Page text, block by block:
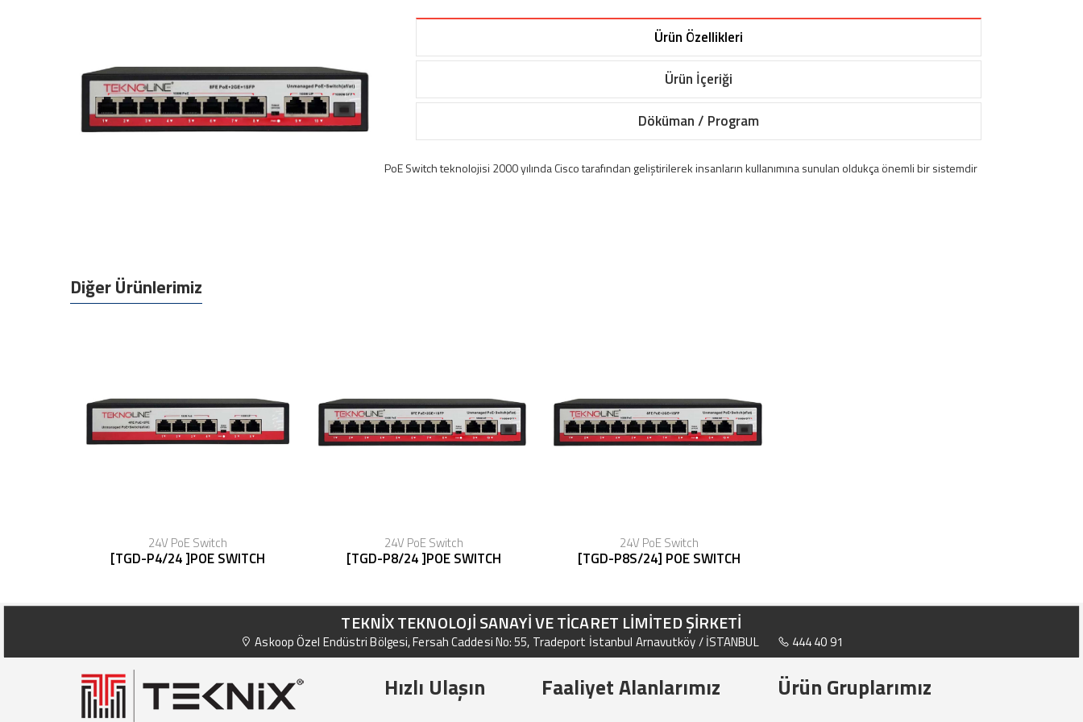
Ürün Özellikleri
Ürün İçeriği
Döküman / Program
PoESwitchteknolojisi 2000 yılında Cisco tarafından geliştirilerek insanların kullanımına sunulan oldukça önemli bir sistemdir
Diğer Ürünlerimiz
24V PoE Switch
[TGD-P4/24 ]POE SWITCH
24V PoE Switch
[TGD-P8/24 ]POE SWITCH
24V PoE Switch
[TGD-P8S/24] POE SWITCH
TEKNİX TEKNOLOJİ SANAYİ VE TİCARET LİMİTED ŞİRKETİ
Askoop Özel Endüstri Bölgesi, Fersah Caddesi No: 55, Tradeport İstanbul Arnavutköy / İSTANBUL 444 40 91
Hızlı Ulaşın Faaliyet Alanlarımız Ürün Gruplarımız